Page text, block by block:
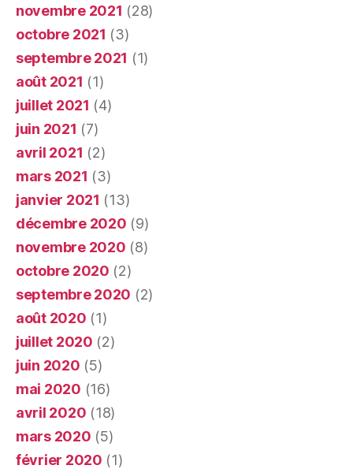
novembre 2021 (28)
octobre 2021 (3)
septembre 2021 (1)
août 2021 (1)
juillet 2021 (4)
juin 2021 (7)
avril 2021 (2)
mars 2021 (3)
janvier 2021 (13)
décembre 2020 (9)
novembre 2020 (8)
octobre 2020 (2)
septembre 2020 (2)
août 2020 (1)
juillet 2020 (2)
juin 2020 (5)
mai 2020 (16)
avril 2020 (18)
mars 2020 (5)
février 2020 (1)